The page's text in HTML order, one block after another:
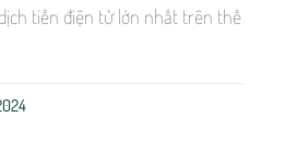
tiền điện tử lớn nhất trên thế